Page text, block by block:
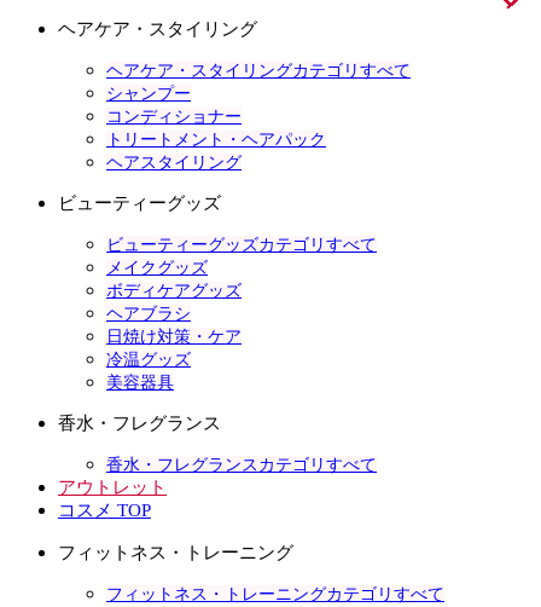
ヘアケア・スタイリング
ヘアケア・スタイリングカテゴリすべて
シャンプー
コンディショナー
トリートメント・ヘアパック
ヘアスタイリング
ビューティーグッズ
ビューティーグッズカテゴリすべて
メイクグッズ
ボディケアグッズ
ヘアブラシ
日焼け対策・ケア
冷温グッズ
美容器具
香水・フレグランス
香水・フレグランスカテゴリすべて
アウトレット
コスメ TOP
フィットネス・トレーニング
フィットネス・トレーニングカテゴリすべて